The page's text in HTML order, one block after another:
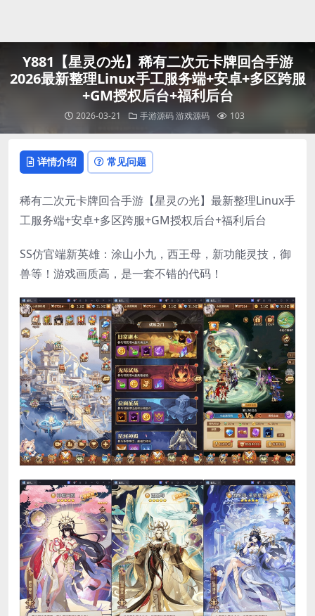
Y881【星灵の光】稀有二次元卡牌回合手游
2026最新整理Linux手工服务端+安卓+多区跨服
+GM授权后台+福利后台
2026-03-21 手游源码游戏源码 103
详情介绍 常见问题
稀有二次元卡牌回合手游【星灵の光】最新整理Linux手
工服务端+安卓+多区跨服+GM授权后台+福利后台
SS仿官端新英雄：涂山小九，西王母，新功能灵技，御
兽等！游戏画质高，是一套不错的代码！